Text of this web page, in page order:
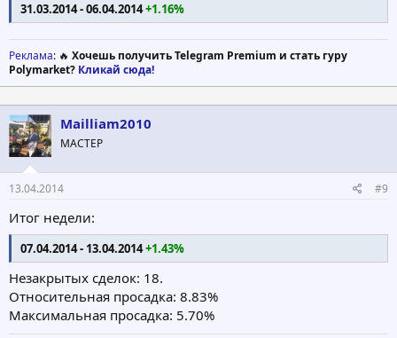
31.03.2014 - 06.04.2014+1.16%
Реклама: 🔥 Хочешь получить Telegram Premium и стать гуру
Polymarket? Кликай сюда!
Mailliam2010
МАСТЕР
13.04.2014 #9
Итог недели:
07.04.2014 - 13.04.2014+1.43%
Незакрытых сделок: 18.
Относительная просадка: 8.83%
Максимальная просадка: 5.70%